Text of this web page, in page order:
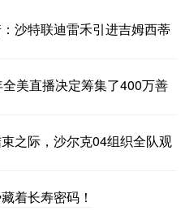
沙特联迪雷禾引进吉姆西蒂
美直播决定筹集了400万善
之际，沙尔克04组织全队观
着长寿密码！